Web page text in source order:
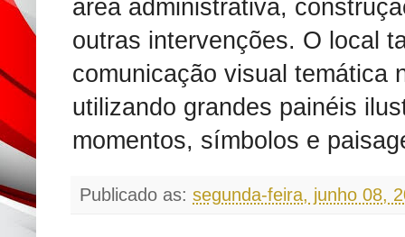
área administrativa,
outras intervenções. O local
comunicação visual temática
utilizando grandes painéis
momentos, símbolos e
Publicado as: segunda-feira, junho 08,